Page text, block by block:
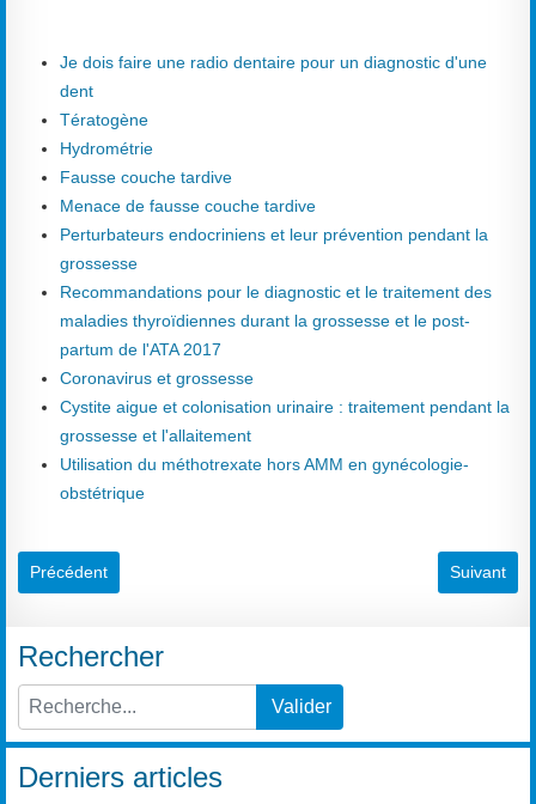
Je dois faire une radio dentaire pour un diagnostic d'une
dent
Tératogène
Hydrométrie
Fausse couche tardive
Menace de fausse couche tardive
Perturbateurs endocriniens et leur prévention pendant la
grossesse
Recommandations pour le diagnostic et le traitement des
maladies thyroïdiennes durant la grossesse et le post-
partum de l'ATA 2017
Coronavirus et grossesse
Cystite aigue et colonisation urinaire : traitement pendant la
grossesse et l'allaitement
Utilisation du méthotrexate hors AMM en gynécologie-
obstétrique
Article précédent : Monitoring foetal
Précédent Article
Suivant
Rechercher
Type 2 or more characters for results.
Valider
Derniers articles